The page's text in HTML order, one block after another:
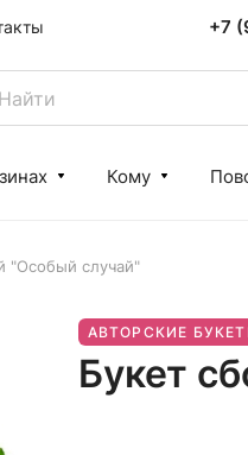
+7
Кому
"Особый случай"
АВТОРСКИЕ
Букет